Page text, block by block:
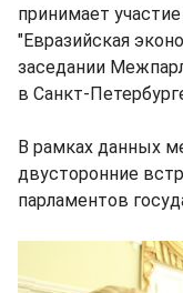
принимает
"Евразийская
заседании
в Санкт-
В рамках данных
двусторонние
парламентов